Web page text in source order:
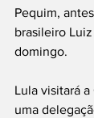
Pequim,
brasileiro
domingo.
Lula visitará
uma